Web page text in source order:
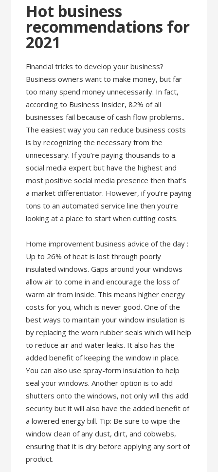
Hot business
recommendations for
2021
Financial tricks to develop your business?
Business owners want to make money, but far
too many spend money unnecessarily. In fact,
according to Business Insider, 82% of all
businesses fail because of cash flow problems..
The easiest way you can reduce business costs
is by recognizing the necessary from the
unnecessary. If you’re paying thousands to a
social media expert but have the highest and
most positive social media presence then that’s
a market differentiator. However, if you’re paying
tons to an automated service line then you’re
looking at a place to start when cutting costs.
Home improvement business advice of the day :
Up to 26% of heat is lost through poorly
insulated windows. Gaps around your windows
allow air to come in and encourage the loss of
warm air from inside. This means higher energy
costs for you, which is never good. One of the
best ways to maintain your window insulation is
by replacing the worn rubber seals which will help
to reduce air and water leaks. It also has the
added benefit of keeping the window in place.
You can also use spray-form insulation to help
seal your windows. Another option is to add
shutters onto the windows, not only will this add
security but it will also have the added benefit of
a lowered energy bill. Tip: Be sure to wipe the
window clean of any dust, dirt, and cobwebs,
ensuring that it is dry before applying any sort of
product.